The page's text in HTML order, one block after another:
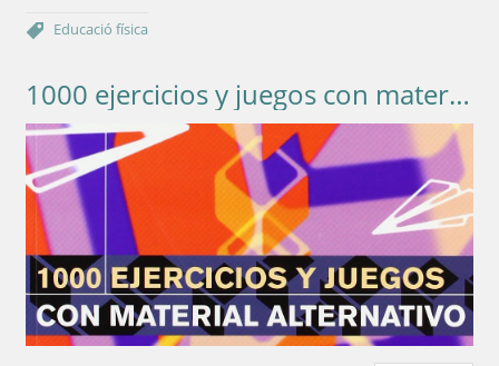
Educació física
1000 ejercicios y juegos con material alternativo